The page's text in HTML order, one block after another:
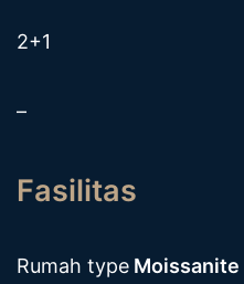
2+1
–
Fasilitas
Rumah type Moissanite